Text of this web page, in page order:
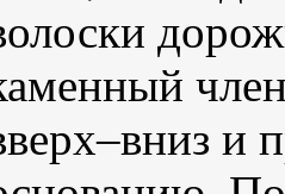
и